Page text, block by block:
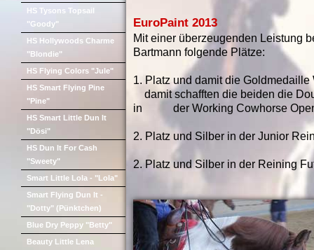
HS Tysons Topsail
"Goody"
HS Hollywoods Charme
"Blondie"
HS Flying Colors "Jule"
HS Smart Flying Pine
"Pine"
HS Smart Little Dun It
"Dösi"
HS Dun It For Cash
"Sweety"
Smart Little Lola - "Lola"
Smart Flying Dun It -
"Dotty" (Pünktchen)
Blue Dry Peppy "Betty"
Beauty Little Lena
EuroPaint 2013
Mit einer überzeugenden Leistung
Bartmann folgende Plätze:
1. Platz und damit die
damit schafften die beiden die
in der Working Cowhorse
2. Platz und Silber in der Junior
2. Platz und Silber in der Reining